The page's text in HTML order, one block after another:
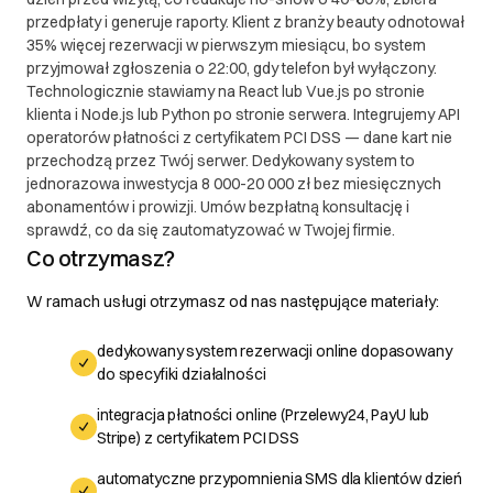
ich złożoności, nie dłuższym niż 30 dni roboczych. 2.
Reklamacje 2.1. Klient ma prawo do złożenia
reklamacji w przypadku niezgodności dostarczonego
produktu lub usługi z uzgodnioną specyfikacją. 2.2.
Reklamację należy zgłosić w formie pisemnej na
adres e-mail: support@softsynergy.com lub poprzez
dedykowany system zgłoszeń dostępny na stronie
internetowej Soft Synergy. 2.3. Zgłoszenie
reklamacyjne powinno zawierać: a) Numer
zamówienia lub umowy b) Szczegółowy opis
niezgodności lub problemu c) Materiały
potwierdzające wystąpienie problemu (np. zrzuty
ekranu, logi) 2.4. Soft Synergy zobowiązuje się do
rozpatrzenia reklamacji w ciągu 14 dni roboczych od
reklamacji, Soft Synergy zobowiązuje się do: a)
Bezpłatnego usunięcia zgłoszonych niezgodności b)
Zaproponowania alternatywnego rozwiązania, jeśli
przedpłaty i generuje raporty. Klient z branży beauty odnotował
35% więcej rezerwacji w pierwszym miesiącu, bo system
przyjmował zgłoszenia o 22:00, gdy telefon był wyłączony.
Technologicznie stawiamy na React lub Vue.js po stronie
klienta i Node.js lub Python po stronie serwera. Integrujemy API
operatorów płatności z certyfikatem PCI DSS — dane kart nie
przechodzą przez Twój serwer. Dedykowany system to
jednorazowa inwestycja 8 000-20 000 zł bez miesięcznych
abonamentów i prowizji. Umów bezpłatną konsultację i
sprawdź, co da się zautomatyzować w Twojej firmie.
Co otrzymasz?
W ramach usługi otrzymasz od nas następujące materiały:
dedykowany system rezerwacji online dopasowany
do specyfiki działalności
integracja płatności online (Przelewy24, PayU lub
Stripe) z certyfikatem PCI DSS
automatyczne przypomnienia SMS dla klientów dzień